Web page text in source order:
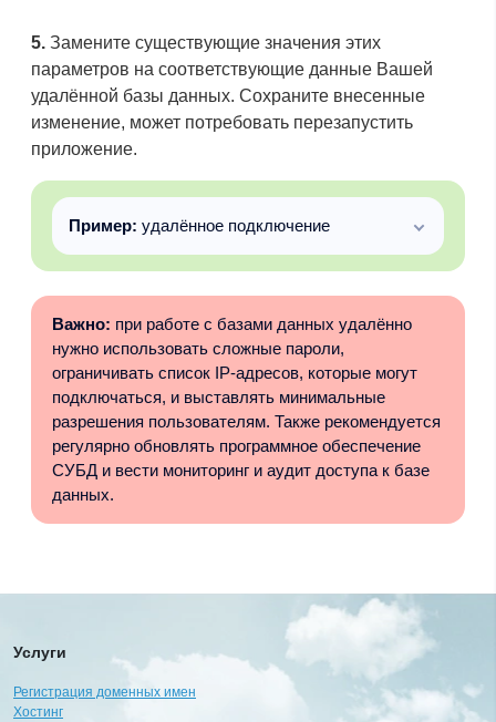
5. Замените существующие значения этих
параметров на соответствующие данные Вашей
удалённой базы данных. Сохраните внесенные
изменение, может потребовать перезапустить
приложение.
Пример: удалённое подключение
Важно: при работе с базами данных удалённо
нужно использовать сложные пароли,
ограничивать список IP-адресов, которые могут
подключаться, и выставлять минимальные
разрешения пользователям. Также рекомендуется
регулярно обновлять программное обеспечение
СУБД и вести мониторинг и аудит доступа к базе
данных.
Услуги
Регистрация доменных имен
Хостинг